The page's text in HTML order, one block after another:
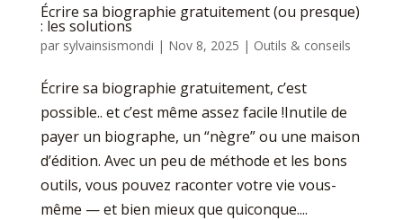
Écrire sa biographie gratuitement (ou presque)
: les solutions
par sylvainsismondi | Nov 8, 2025 | Outils & conseils
Écrire sa biographie gratuitement, c’est
possible.. et c’est même assez facile !Inutile de
payer un biographe, un “nègre” ou une maison
d’édition. Avec un peu de méthode et les bons
outils, vous pouvez raconter votre vie vous-
même — et bien mieux que quiconque....